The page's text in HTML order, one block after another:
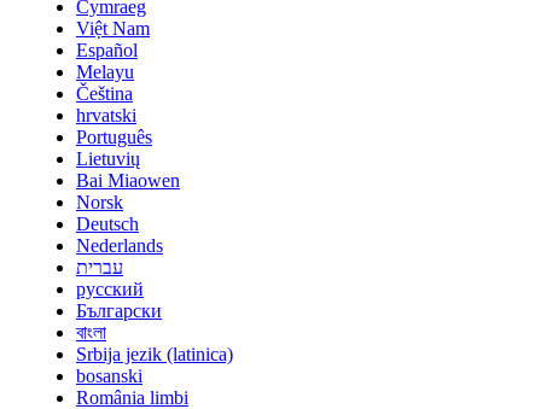
Cymraeg
Việt Nam
Español
Melayu
Čeština
hrvatski
Português
Lietuvių
Bai Miaowen
Norsk
Deutsch
Nederlands
עברית
русский
Български
বাংলা
Srbija jezik (latinica)
bosanski
România limbi